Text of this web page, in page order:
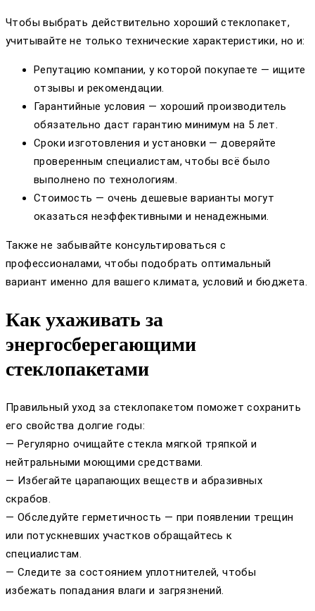
Чтобы выбрать действительно хороший стеклопакет,
учитывайте не только технические характеристики, но и:
Репутацию компании, у которой покупаете — ищите
отзывы и рекомендации.
Гарантийные условия — хороший производитель
обязательно даст гарантию минимум на 5 лет.
Сроки изготовления и установки — доверяйте
проверенным специалистам, чтобы всё было
выполнено по технологиям.
Стоимость — очень дешевые варианты могут
оказаться неэффективными и ненадежными.
Также не забывайте консультироваться с
профессионалами, чтобы подобрать оптимальный
вариант именно для вашего климата, условий и бюджета.
Как ухаживать за
энергосберегающими
стеклопакетами
Правильный уход за стеклопакетом поможет сохранить
его свойства долгие годы:
— Регулярно очищайте стекла мягкой тряпкой и
нейтральными моющими средствами.
— Избегайте царапающих веществ и абразивных
скрабов.
— Обследуйте герметичность — при появлении трещин
или потускневших участков обращайтесь к
специалистам.
— Следите за состоянием уплотнителей, чтобы
избежать попадания влаги и загрязнений.